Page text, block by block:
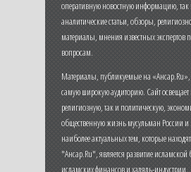
оперативную новостную информацию,
аналитические статьи, обзоры,
материалы, мнения известных
вопросам.
Материалы, публикуемые на
самую широкую аудиторию. Сайт освещает
религиозную, так и политическую,
общественную жизнь мусульман России
наиболее актуальных тем, которые
"Ансар.Ru", является развитие исламской
исламских финансов и халяль-индустрии.